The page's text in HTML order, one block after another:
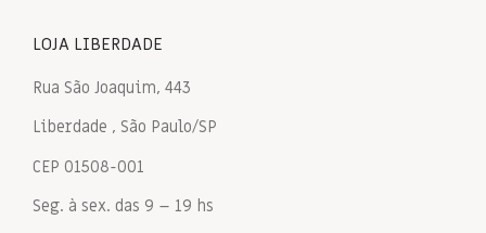
LOJA LIBERDADE
Rua São Joaquim, 443
Liberdade , São Paulo/SP
CEP 01508-001
Seg. à sex. das 9 – 19 hs